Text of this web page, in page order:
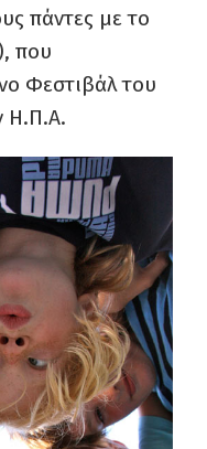
πάντες με το
που
Φεστιβάλ του
Η.Π.Α.